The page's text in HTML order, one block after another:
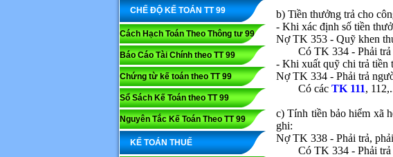
CHẾ ĐỘ KẾ TOÁN TT 99
Cách Hạch Toán Theo Thông tư 99
Báo Cáo Tài Chính theo TT 99
Chứng từ kế toán theo TT 99
Sổ Sách Kế Toán theo TT 99
Nguyên Tắc Kế Toán Theo TT 99
KẾ TOÁN THUẾ
b) Tiền thưởng trả cho
- Khi xác định số tiền
Nợ TK 353 - Quỹ khen
Có TK 334 - Phải
- Khi xuất quỹ chi trả tiền
Nợ TK 334 - Phải trả
Có các TK 111,
c) Tính tiền bảo hiểm xã
ghi:
Nợ TK 338 - Phải trả,
Có TK 334 - Phải